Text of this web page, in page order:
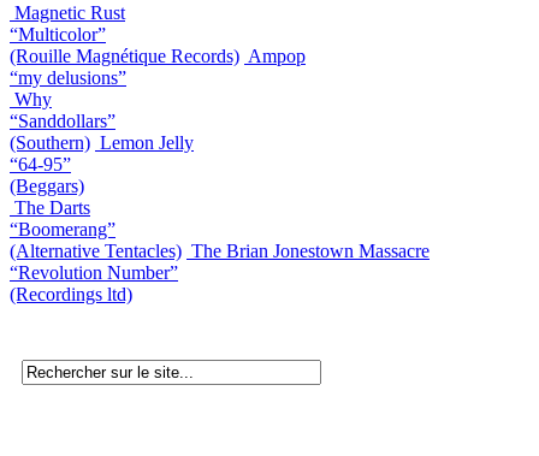
Magnetic Rust
“Multicolor”
(Rouille Magnétique Records) Ampop
“my delusions”
Why
“Sanddollars”
(Southern) Lemon Jelly
“64-95”
(Beggars)
The Darts
“Boomerang”
(Alternative Tentacles) The Brian Jonestown Massacre
“Revolution Number”
(Recordings ltd)